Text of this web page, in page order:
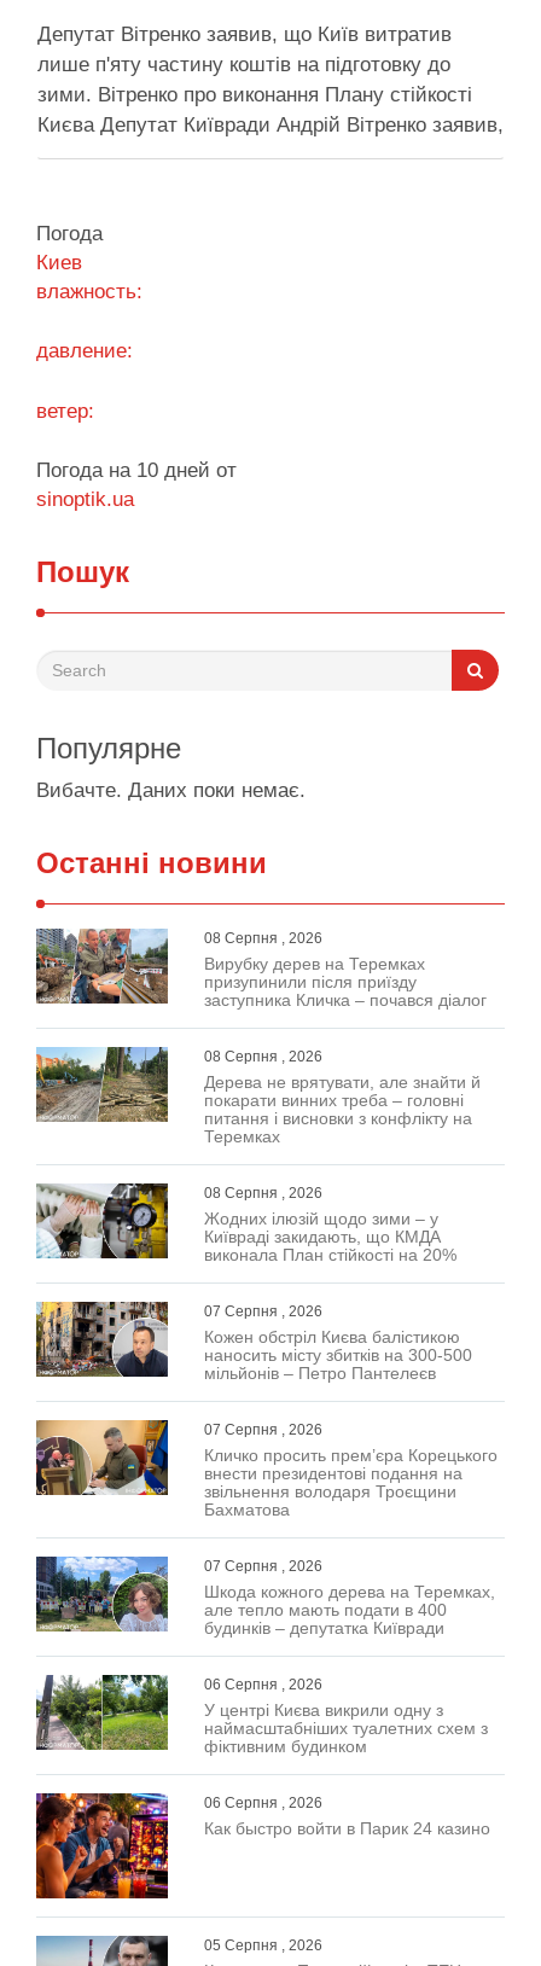
Депутат Вітренко заявив, що Київ витратив
лише п'яту частину коштів на підготовку до
зими. Вітренко про виконання Плану стійкості
Києва Депутат Київради Андрій Вітренко заявив,
що станом на 5 серпня столична влада
старту опалювального сезону …
Погода
Киев
влажность:
давление:
ветер:
Погода на 10 дней от
sinoptik.ua
Пошук
Популярне
Вибачте. Даних поки немає.
Останні новини
08 Серпня , 2026
Вирубку дерев на Теремках
призупинили після приїзду
заступника Кличка – почався діалог
08 Серпня , 2026
Дерева не врятувати, але знайти й
покарати винних треба – головні
питання і висновки з конфлікту на
Теремках
08 Серпня , 2026
Жодних ілюзій щодо зими – у
Київраді закидають, що КМДА
виконала План стійкості на 20%
07 Серпня , 2026
Кожен обстріл Києва балістикою
наносить місту збитків на 300-500
мільйонів – Петро Пантелеєв
07 Серпня , 2026
Кличко просить прем’єра Корецького
внести президентові подання на
звільнення володаря Троєщини
Бахматова
07 Серпня , 2026
Шкода кожного дерева на Теремках,
але тепло мають подати в 400
будинків – депутатка Київради
06 Серпня , 2026
У центрі Києва викрили одну з
наймасштабніших туалетних схем з
фіктивним будинком
06 Серпня , 2026
Как быстро войти в Парик 24 казино
05 Серпня , 2026